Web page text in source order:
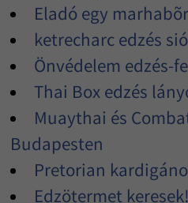
Eladó egy
ketrecharc edzés
Önvédelem edzés-
Thai Box edzés
Muaythai és
Budapesten
Pretorian
Edzötermet